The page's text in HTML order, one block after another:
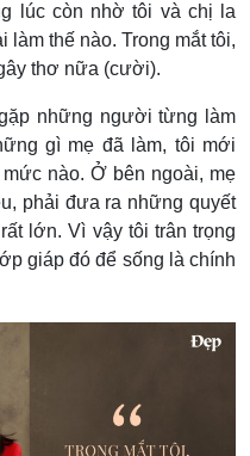
lúc còn nhờ tôi và chị la
làm thế nào. Trong mắt tôi,
thơ nữa (cười).
những người từng làm
gì mẹ đã làm, tôi mới
nào. Ở bên ngoài, mẹ
phải đưa ra những quyết
lớn. Vì vậy tôi trân trọng
giáp đó để sống là chính